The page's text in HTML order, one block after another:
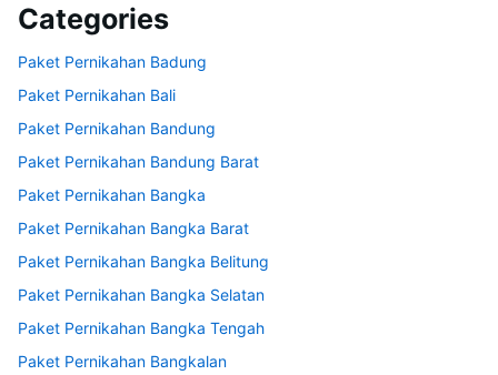
Categories
Paket Pernikahan Badung
Paket Pernikahan Bali
Paket Pernikahan Bandung
Paket Pernikahan Bandung Barat
Paket Pernikahan Bangka
Paket Pernikahan Bangka Barat
Paket Pernikahan Bangka Belitung
Paket Pernikahan Bangka Selatan
Paket Pernikahan Bangka Tengah
Paket Pernikahan Bangkalan